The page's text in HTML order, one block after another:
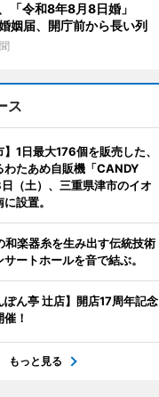
「令和8年8月8日婚」
姻届、開庁前から長い列
ス
】1日最大176個を販売した、
わたあめ自販機「CANDY
（土）、三重県津市のイオ
設置。
楽器糸を生み出す伝統技術
ートホールを音で結ぶ。
ぽん亭 辻店】開店17周年記念
催！
もっと見る